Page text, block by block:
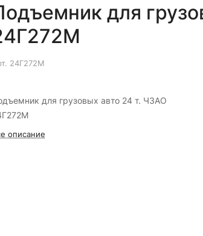
для
24Г272М
для грузовых авто 24 т. ЧЗАО
описание